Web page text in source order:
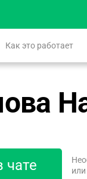
Как это работает
чате